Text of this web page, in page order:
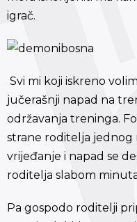
igrač.
Svi mi koji iskreno
jučerašnji napad na
održavanja treninga.
strane roditelja jednog
vrijeđanje i napad se
roditelja slabom
Pa gospodo roditelji